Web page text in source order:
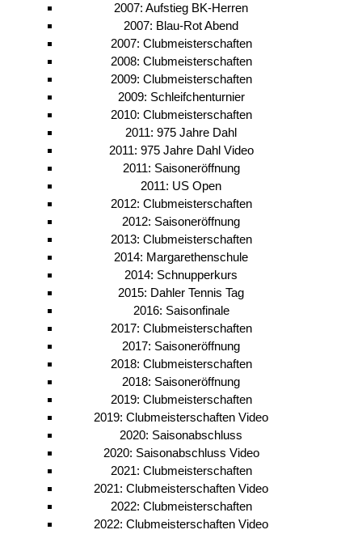
2007: Aufstieg BK-Herren
2007: Blau-Rot Abend
2007: Clubmeisterschaften
2008: Clubmeisterschaften
2009: Clubmeisterschaften
2009: Schleifchenturnier
2010: Clubmeisterschaften
2011: 975 Jahre Dahl
2011: 975 Jahre Dahl Video
2011: Saisoneröffnung
2011: US Open
2012: Clubmeisterschaften
2012: Saisoneröffnung
2013: Clubmeisterschaften
2014: Margarethenschule
2014: Schnupperkurs
2015: Dahler Tennis Tag
2016: Saisonfinale
2017: Clubmeisterschaften
2017: Saisoneröffnung
2018: Clubmeisterschaften
2018: Saisoneröffnung
2019: Clubmeisterschaften
2019: Clubmeisterschaften Video
2020: Saisonabschluss
2020: Saisonabschluss Video
2021: Clubmeisterschaften
2021: Clubmeisterschaften Video
2022: Clubmeisterschaften
2022: Clubmeisterschaften Video